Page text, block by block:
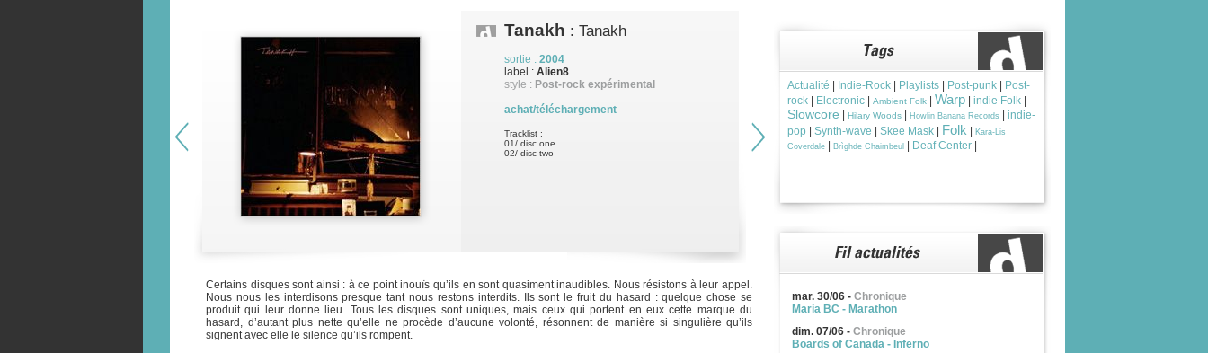
Tanakh : Tanakh
sortie : 2004
label : Alien8
style : Post-rock expérimental
achat/téléchargement
Tracklist :
01/ disc one
02/ disc two
Certains disques sont ainsi : à ce point inouïs qu’ils en sont quasiment inaudibles. Nous résistons à leur appel.
Nous nous les interdisons presque tant nous restons interdits. Ils sont le fruit du hasard : quelque chose se
produit qui leur donne lieu. Tous les disques sont uniques, mais ceux qui portent en eux cette marque du
hasard, d’autant plus nette qu’elle ne procède d’aucune volonté, résonnent de manière si singulière qu’ils
signent avec elle le silence qu’ils rompent.
Actualité Indie-Rock Playlists Post-punk
Post-
rock
Electronic Ambient Folk Warp indie Folk
Slowcore Hilary Woods Howlin Banana Records
indie-
pop
Synth-wave Skee Mask Folk
Kara-Lis
Coverdale
Brìghde Chaimbeul Deaf Center
mar. 30/06 - Chronique
Maria BC - Marathon
dim. 07/06 - Chronique
Boards of Canada - Inferno